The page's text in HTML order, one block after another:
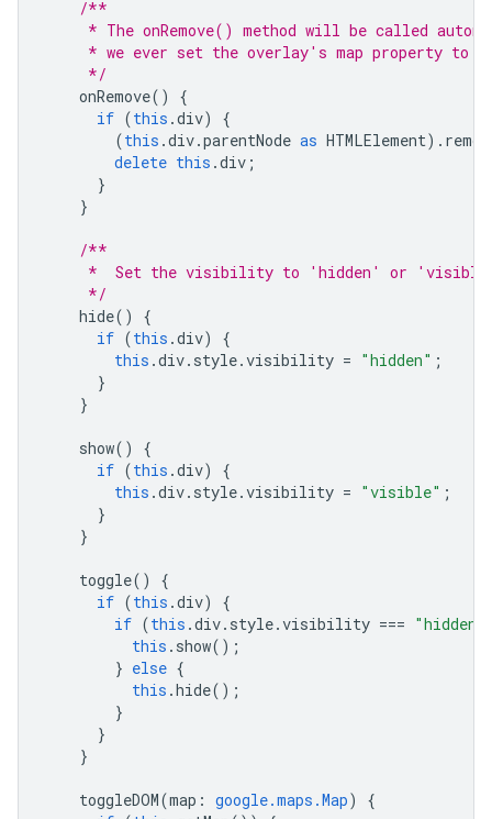
/**
* The onRemove() method will be called
* we ever set the overlay's map property to
     */
onRemove()
{
if (this .div)
{
(this .div.parentNode as HTMLElement).
delete this .div ;
}
}
/**
*  Set the visibility to 'hidden' or
     */
hide()
{
if (this .div)
{
this .div. style.visibility = "hidden" ;
}
}
show()
{
if (this .div)
{
this .div. style.visibility = "visible" ;
}
}
toggle()
{
if (this .div)
{
if (this .div. style.visibility === "hidden"
this . show();
} else {
this .hide();
}
}
}
toggleDOM(map : google.maps.Map)
{